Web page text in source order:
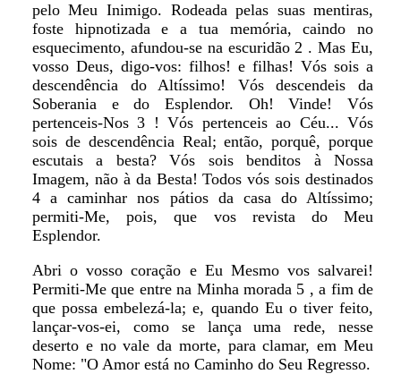
pelo Meu Inimigo. Rodeada pelas suas mentiras,
foste hipnotizada e a tua memória, caindo no
esquecimento, afundou-se na escuridão 2 . Mas Eu,
vosso Deus, digo-vos: filhos! e filhas! Vós sois a
descendência do Altíssimo! Vós descendeis da
Soberania e do Esplendor. Oh! Vinde! Vós
pertenceis-Nos 3 ! Vós pertenceis ao Céu... Vós
sois de descendência Real; então, porquê, porque
escutais a besta? Vós sois benditos à Nossa
Imagem, não à da Besta! Todos vós sois destinados
4 a caminhar nos pátios da casa do Altíssimo;
permiti-Me, pois, que vos revista do Meu
Esplendor.
Abri o vosso coração e Eu Mesmo vos salvarei!
Permiti-Me que entre na Minha morada 5 , a fim de
que possa embelezá-la; e, quando Eu o tiver feito,
lançar-vos-ei, como se lança uma rede, nesse
deserto e no vale da morte, para clamar, em Meu
Nome: "O Amor está no Caminho do Seu Regresso.